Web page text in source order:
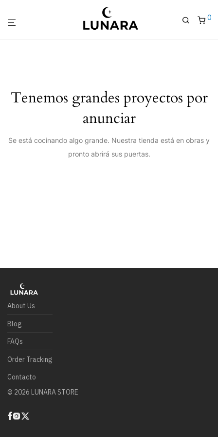
0
Tenemos grandes proyectos por
anunciar
Se está cocinando algo grande. Nuestra tienda está en obras y
pronto abrirá sus puertas.
About Us
Blog
FAQs
Order Tracking
Contacto
© 2026 LUNARA STORE